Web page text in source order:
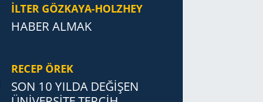
İLTER GÖZKAYA-HOLZHEY
HABER ALMAK
RECEP ÖREK
SON 10 YILDA DEĞİŞEN